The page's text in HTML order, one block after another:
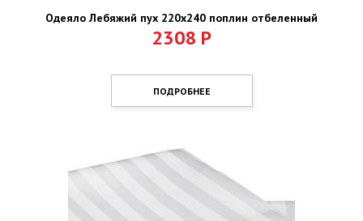
Одеяло Лебяжий пух 220х240 поплин отбеленный
2308 Р
ПОДРОБНЕЕ